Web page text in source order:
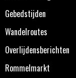
Gebedstijden
Wandelroutes
Overlijdensberichten
Rommelmarkt